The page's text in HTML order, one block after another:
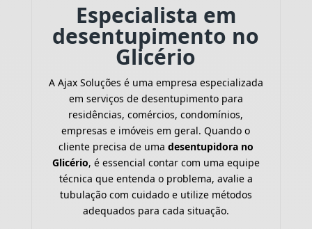
Especialista em
desentupimento no
Glicério
A Ajax Soluções é uma empresa especializada
em serviços de desentupimento para
residências, comércios, condomínios,
empresas e imóveis em geral. Quando o
cliente precisa de uma desentupidora no
Glicério, é essencial contar com uma equipe
técnica que entenda o problema, avalie a
tubulação com cuidado e utilize métodos
adequados para cada situação.